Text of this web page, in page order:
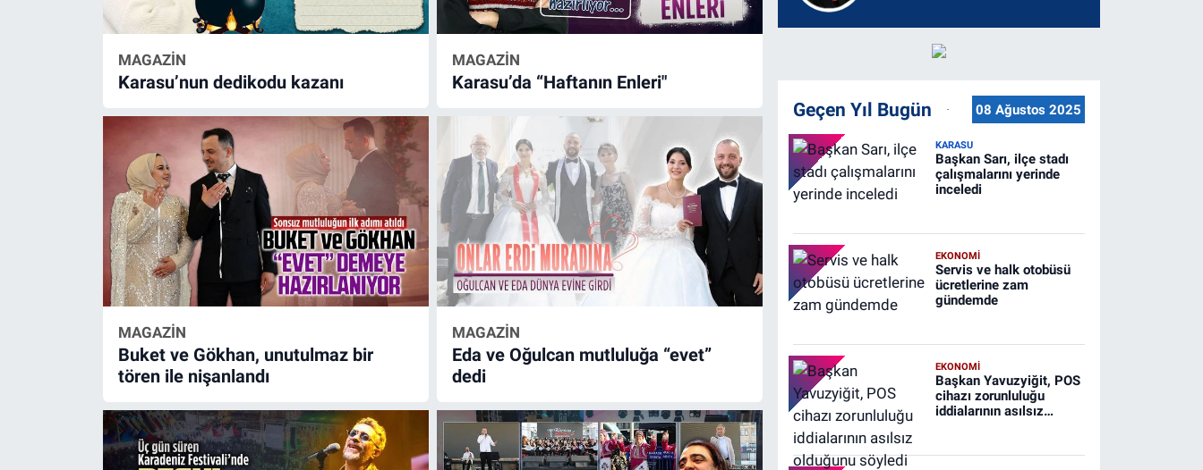
MAGAZİN
Karasu’nun dedikodu kazanı
MAGAZİN
Karasu’da “Haftanın Enleri"
MAGAZİN
Buket ve Gökhan, unutulmaz bir
tören ile nişanlandı
MAGAZİN
Eda ve Oğulcan mutluluğa “evet”
dedi
Geçen Yıl Bugün 08 Ağustos 2025
KARASU
Başkan Sarı, ilçe stadı
çalışmalarını yerinde
inceledi
EKONOMİ
Servis ve halk otobüsü
ücretlerine zam
gündemde
EKONOMİ
Başkan Yavuzyiğit, POS
cihazı zorunluluğu
iddialarının asılsız